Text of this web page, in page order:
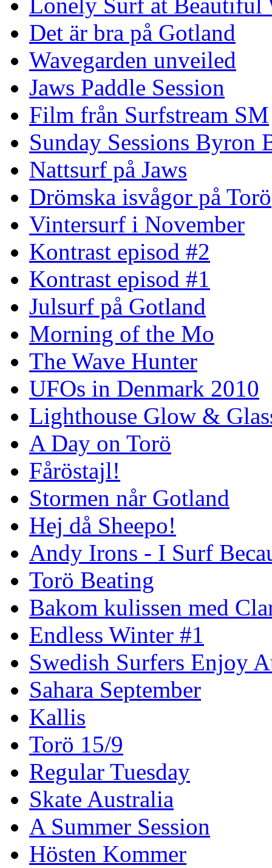
Det är bra på Gotland
Wavegarden unveiled
Jaws Paddle Session
Film från Surfstream SM
Sunday Sessions Byron
Nattsurf på Jaws
Drömska isvågor på Torö
Vintersurf i November
Kontrast episod #2
Kontrast episod #1
Julsurf på Gotland
Morning of the Mo
The Wave Hunter
UFOs in Denmark 2010
Lighthouse Glow &
A Day on Torö
Fåröstajl!
Stormen når Gotland
Hej då Sheepo!
Andy Irons - I Surf
Torö Beating
Bakom kulissen med
Endless Winter #1
Swedish Surfers Enjoy
Sahara September
Kallis
Torö 15/9
Regular Tuesday
Skate Australia
A Summer Session
Hösten Kommer